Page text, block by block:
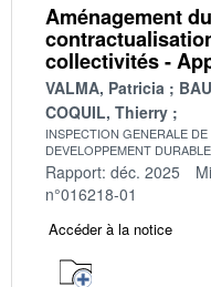
Aménagement
collectivités -
VALMA, Patricia
COQUIL, Thierry
INSPECTION GENERALE
DEVELOPPEMENT
Rapport: déc. 2025
n°016218-01
Accéder à la notice